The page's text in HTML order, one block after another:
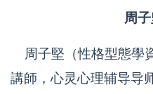
周
周子堅（性格型態學
講師，心灵心理辅导导